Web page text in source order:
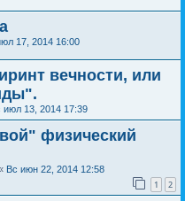
17, 2014 16:00
вечности, или
июл 13, 2014 17:39
физический
Вс июн 22, 2014 12:58
1 2